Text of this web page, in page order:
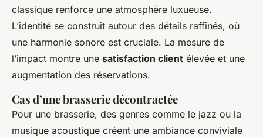
classique renforce une atmosphère luxueuse.
L’identité se construit autour des détails raffinés, où
une harmonie sonore est cruciale. La mesure de
l’impact montre une satisfaction client élevée et une
augmentation des réservations.
Cas d’une brasserie décontractée
Pour une brasserie, des genres comme le jazz ou la
musique acoustique créent une ambiance conviviale